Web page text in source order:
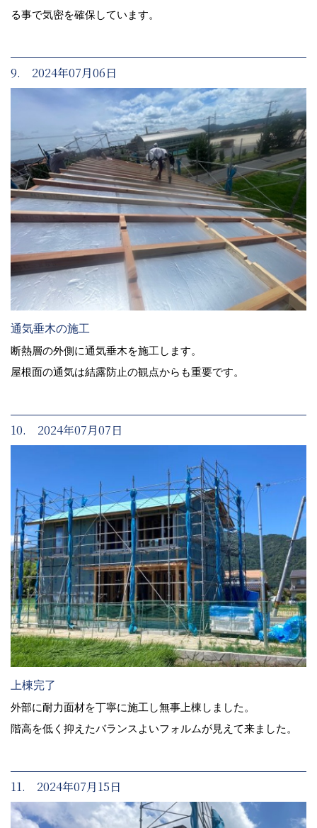
る事で気密を確保しています。
9. 2024年07月06日
通気垂木の施工
断熱層の外側に通気垂木を施工します。
屋根面の通気は結露防止の観点からも重要です。
10. 2024年07月07日
上棟完了
外部に耐力面材を丁寧に施工し無事上棟しました。
階高を低く抑えたバランスよいフォルムが見えて来ました。
11. 2024年07月15日